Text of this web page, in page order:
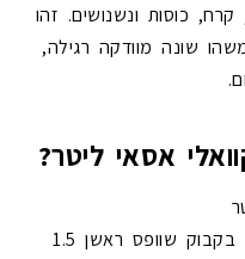
כוסות ונשנושים. זהו
שונה מוודקה רגילה,
אסאי ליטר?
8 פחיות משקה אנרגיה בלו / בקבוק שוופס ראשן 1.5